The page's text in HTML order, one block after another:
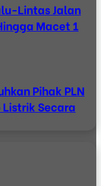
Lintas Jalan
Macet 1
Pihak PLN
Secara